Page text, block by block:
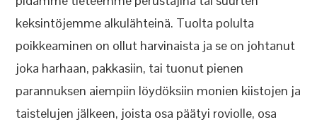
keksintöjemme alkulähteinä. Tuolta polulta
poikkeaminen on ollut harvinaista ja se on johtanut
joka harhaan, pakkasiin, tai tuonut pienen
parannuksen aiempiin löydöksiin monien kiistojen ja
taistelujen jälkeen, joista osa päätyi roviolle, osa